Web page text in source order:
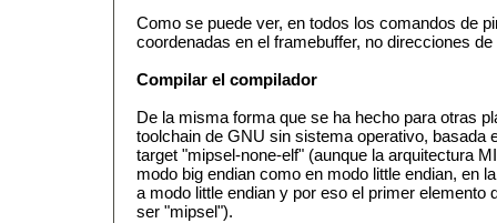
Como se puede ver, en todos los comandos de
coordenadas en el framebuffer, no direcciones
Compilar el compilador
De la misma forma que se ha hecho para otras
toolchain de GNU sin sistema operativo, basada
target "mipsel-none-elf" (aunque la arquitectura
modo big endian como en modo little endian, en
a modo little endian y por eso el primer elemento
ser "mipsel").